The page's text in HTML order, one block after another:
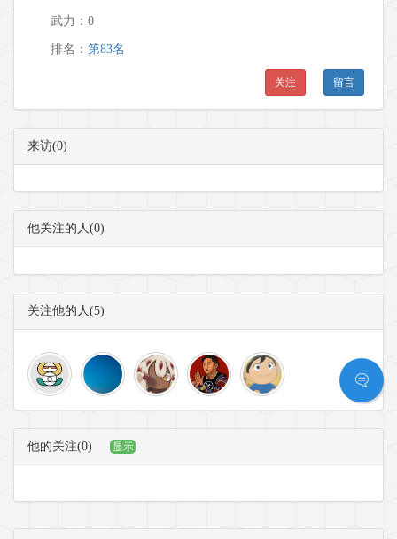
武力： 0
排名： 第83名
留言
关注
来访(0)
他关注的人(0)
关注他的人(5)
他的关注(0) 显示